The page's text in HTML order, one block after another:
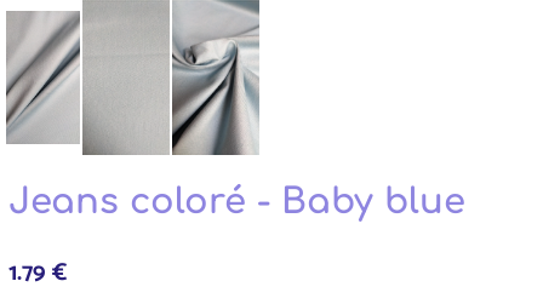
Jeans coloré - Baby blue
1.79 €